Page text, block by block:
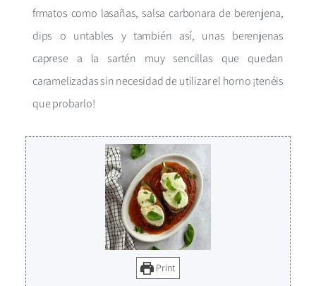
frmatos como lasañas, salsa carbonara de berenjena,
dips o untables y también así, unas berenjenas
caprese a la sartén muy sencillas que quedan
caramelizadas sin necesidad de utilizar el horno ¡tenéis
que probarlo!
Print